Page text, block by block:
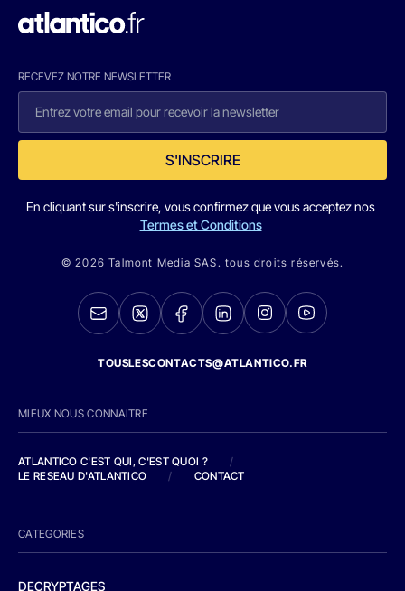
RECEVEZ NOTRE NEWSLETTER
S'INSCRIRE
En cliquant sur s'inscrire, vous confirmez que vous acceptez nos
Termes et Conditions
© 2026 Talmont Media SAS. tous droits réservés.
TOUSLESCONTACTS@ATLANTICO.FR
MIEUX NOUS CONNAITRE
ATLANTICO C'EST QUI, C'EST QUOI ?
/
LE RESEAU D'ATLANTICO
/ CONTACT
CATEGORIES
DECRYPTAGES